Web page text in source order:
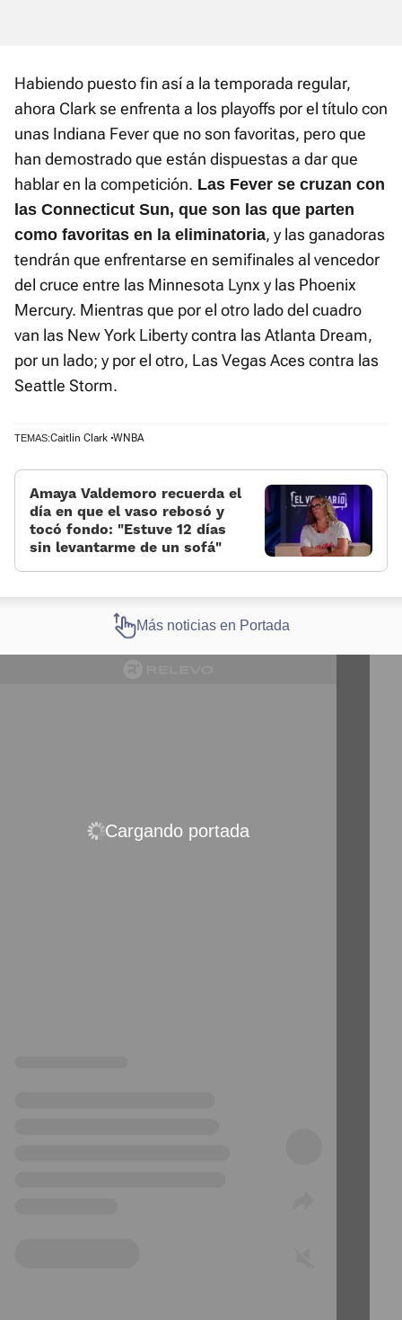
Habiendo puesto fin así a la temporada regular,
ahora Clark se enfrenta a los playoffs por el título con
unas Indiana Fever que no son favoritas, pero que
han demostrado que están dispuestas a dar que
hablar en la competición. Las Fever se cruzan con
las Connecticut Sun, que son las que parten
como favoritas en la eliminatoria, y las ganadoras
tendrán que enfrentarse en semifinales al vencedor
del cruce entre las Minnesota Lynx y las Phoenix
Mercury. Mientras que por el otro lado del cuadro
van las New York Liberty contra las Atlanta Dream,
por un lado; y por el otro, Las Vegas Aces contra las
Seattle Storm.
TEMAS:Caitlin Clark WNBA
Amaya Valdemoro recuerda el
día en que el vaso rebosó y
tocó fondo: «Estuve 12 días
sin levantarme de un sofá»
Más noticias en Portada
Cargando portada